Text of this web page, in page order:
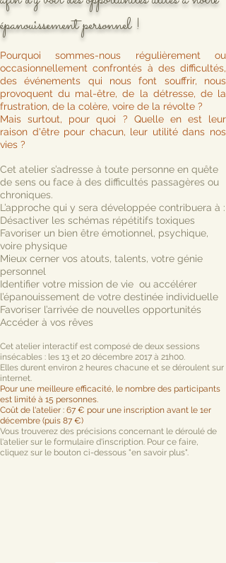
épanouissement personnel !
Pourquoi sommes-nous régulièrement ou
occasionnellement confrontés à des difficultés,
des événements qui nous font souffrir, nous
provoquent du mal-être, de la détresse, de la
frustration, de la colère, voire de la révolte ?
Mais surtout, pour quoi ? Quelle en est leur
raison d'être pour chacun, leur utilité dans nos
vies ?
Cet atelier s’adresse à toute personne en quête
de sens ou face à des difficultés passagères ou
chroniques.
L’approche qui y sera développée contribuera à :
Désactiver les schémas répétitifs toxiques
Favoriser un bien être émotionnel, psychique,
voire physique
Mieux cerner vos atouts, talents, votre génie
personnel
Identifier votre mission de vie ou accélérer
l’épanouissement de votre destinée individuelle
Favoriser l’arrivée de nouvelles opportunités
Accéder à vos rêves
Cet atelier interactif est composé de deux sessions
insécables : les 13 et 20 décembre 2017 à 21h00.
Elles durent environ 2 heures chacune et se déroulent sur
internet.
Pour une meilleure efficacité, le nombre des participants
est limité à 15 personnes.
Coût de l'atelier : 67 € pour une inscription avant le 1er
décembre (puis 87 €)
Vous trouverez des précisions concernant le déroulé de
l'atelier sur le formulaire d'inscription. Pour ce faire,
cliquez sur le bouton ci-dessous "en savoir plus".